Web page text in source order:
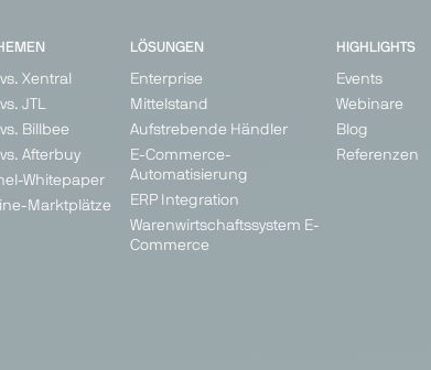
Xentral
JTL
Billbee
Afterbuy
Whitepaper
Marktplätze
LÖSUNGEN
Enterprise
Mittelstand
Aufstrebende Händler
E-Commerce-
Automatisierung
ERP Integration
Warenwirtschaftssystem E-
Commerce
HIGHLIGHTS
Events
Webinare
Blog
Referenzen